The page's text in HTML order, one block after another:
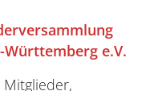
e.V.